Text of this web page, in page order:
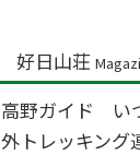
好日山荘
高野ガイド い
外トレッキン